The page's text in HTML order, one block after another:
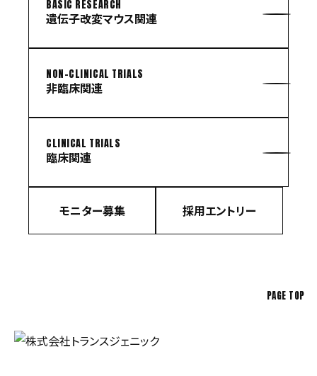
遺伝子改変マウス関連
BASIC RESEARCH
非臨床関連
NON-CLINICAL TRIALS
臨床関連
CLINICAL TRIALS
モニター募集 採用エントリー
PAGE TOP